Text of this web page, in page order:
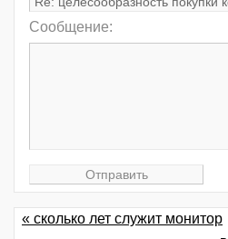
Сообщение:
« сколько лет служит монитор